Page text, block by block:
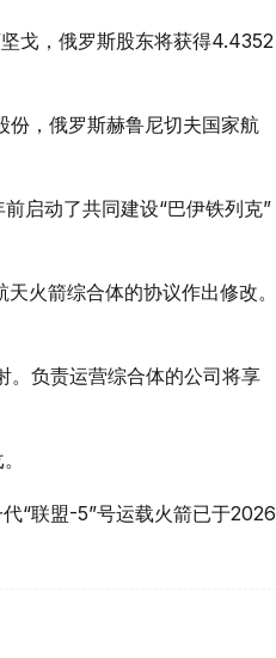
戈，俄罗斯股东将获得4.4352
份，俄罗斯赫鲁尼切夫国家航
启动了共同建设“巴伊铁列克”
火箭综合体的协议作出修改。
。负责运营综合体的公司将享
“联盟-5”号运载火箭已于2026